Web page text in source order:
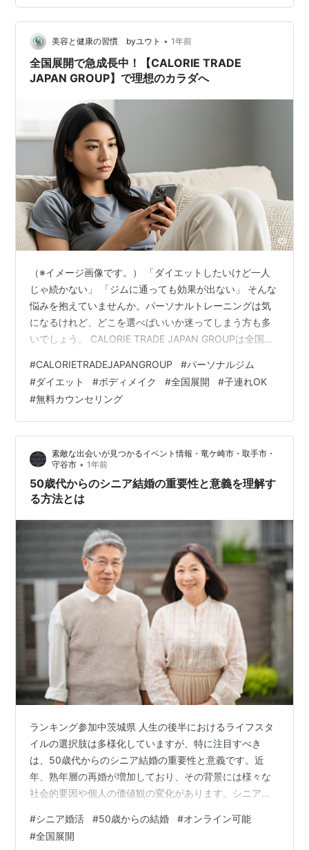
国に拠点を拡大する「株式会社FEA」。生命保険協会から
業務品質を認められた「認定代理店」として、顧客本位
の業務運営を掲げる同社は、まさに業界の新たなスタン
ダードを創る存在です。設立15期目を迎えた…
美容と健康の習慣 byユウト • 1年前
全国展開で急成長中！【CALORIE TRADE
JAPAN GROUP】で理想のカラダへ
（※イメージ画像です。） 「ダイエットしたいけど一人
じゃ続かない」 「ジムに通っても効果が出ない」 そんな
悩みを抱えていませんか。パーソナルトレーニングは気
になるけれど、どこを選べばいいか迷ってしまう方も多
いでしょう。 CALORIE TRADE JAPAN GROUPは全国展
サポートします。 厳しい食事制限や無理な運動は一切な
く、個々に合わせた最適なプログラムで理想の自分へ導
きます。 ※この記事には一部広告と宣伝が含まれます。
ダイエットに悩むあなたへ CALORIE TRADE JAPAN
GROUPが選ばれる理由 CALORIE TRAD…
#CALORIETRADEJAPANGROUP #パーソナルジム
#ダイエット #ボディメイク #全国展開 #子連れOK
#無料カウンセリング
素敵な出会いが見つかるイベント情報・竜ケ崎市・取手市・
守谷市 • 1年前
50歳代からのシニア結婚の重要性と意義を理解す
る方法とは
ランキング参加中茨城県 人生の後半におけるライフスタ
イルの選択肢は多様化していますが、特に注目すべき
は、50歳代からのシニア結婚の重要性と意義です。近
年、熟年層の再婚が増加しており、その背景には様々な
社会的要因や個人の価値観の変化があります。シニア世
精神的な支えや経済的安定をもたらす重要な選択肢とな
っているのです。 本記事では、熟年結婚におけるリスク
#シニア婚活 #50歳からの結婚 #オンライン可能
#全国展開